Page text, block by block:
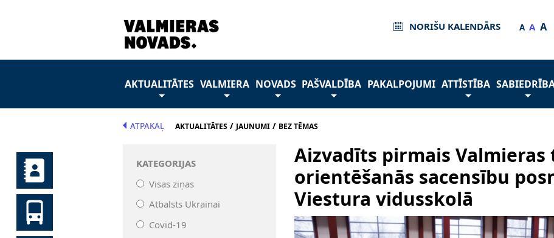
NORIŠU KALENDĀRS A A A
AKTUALITĀTES VALMIERA NOVADS PAŠVALDĪBA PAKALPOJUMI ATTĪSTĪBA
ATPAKAĻ AKTUALITĀTES/ JAUNUMI/ BEZ TĒMAS
KATEGORIJAS
Visas ziņas
Atbalsts Ukrainai
Covid-19
Aizvadīts pirmais Valmieras
orientēšanās sacensību
Viestura vidusskolā